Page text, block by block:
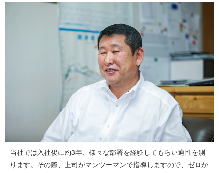
当社では入社後に約3年、様々な部署を経験してもらい適性を測
ります。その際、上司がマンツーマンで指導しますので、ゼロか